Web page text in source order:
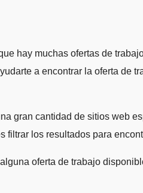
hay muchas ofertas de
a encontrar la oferta de
gran cantidad de sitios web
los resultados para
oferta de trabajo